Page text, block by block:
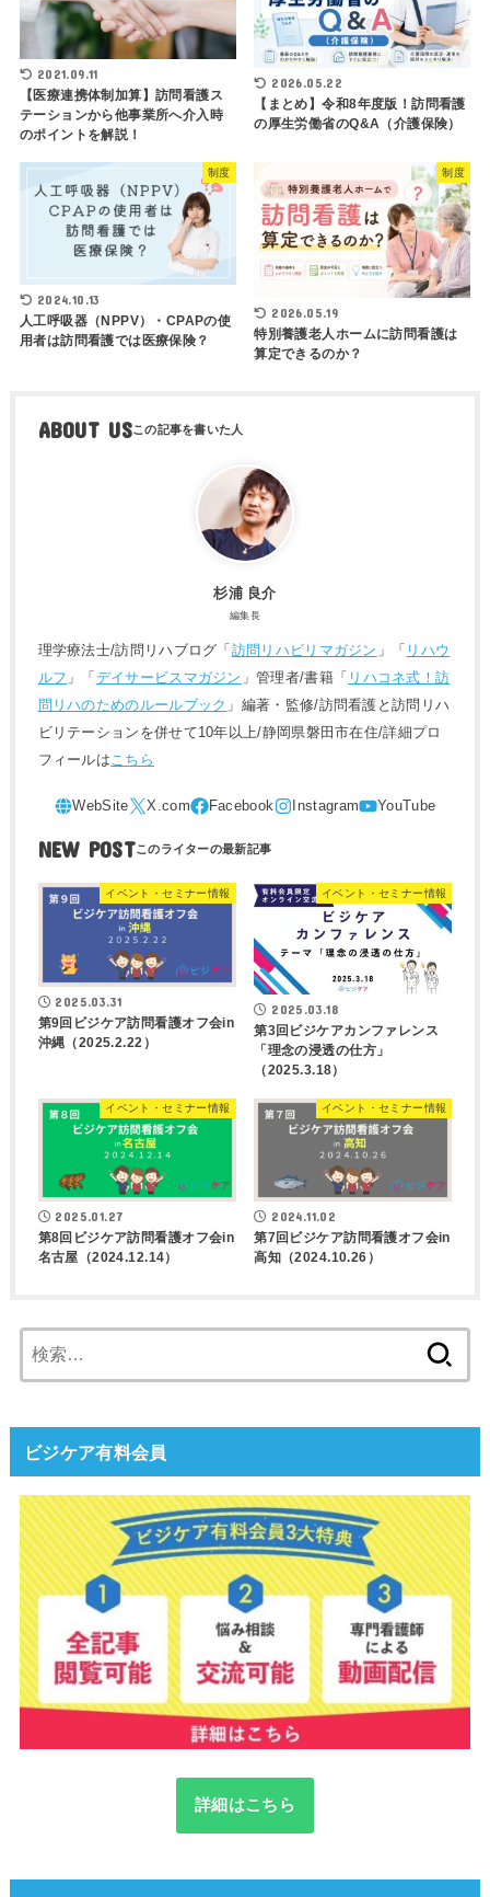
2021.09.11
【医療連携体制加算】訪問看護ス
テーションから他事業所へ介入時
のポイントを解説！
2026.05.22
【まとめ】令和8年度版！訪問看護
の厚生労働省のQ&A（介護保険）
制度
2024.10.13
人工呼吸器（NPPV）・CPAPの使
用者は訪問看護では医療保険？
制度
2026.05.19
特別養護老人ホームに訪問看護は
算定できるのか？
ABOUT US
杉浦 良介
編集長
理学療法士/訪問リハブログ「 訪問リハビリマガジン 」「 リハウ
ルフ 」「 デイサービスマガジン 」管理者/書籍「 リハコネ式！訪
問リハのためのルールブック 」編著・監修/訪問看護と訪問リハ
ビリテーションを併せて10年以上/静岡県磐田市在住/詳細プロ
フィールはこちら
NEW POST
イベント・セミナー情報
2025.03.31
第9回ビジケア訪問看護オフ会in
沖縄（2025.2.22）
イベント・セミナー情報
2025.03.18
第3回ビジケアカンファレンス
「理念の浸透の仕方」
（2025.3.18）
イベント・セミナー情報
2025.01.27
第8回ビジケア訪問看護オフ会in
名古屋（2024.12.14）
イベント・セミナー情報
2024.11.02
第7回ビジケア訪問看護オフ会in
高知（2024.10.26）
索:
ビジケア有料会員
詳細はこちら